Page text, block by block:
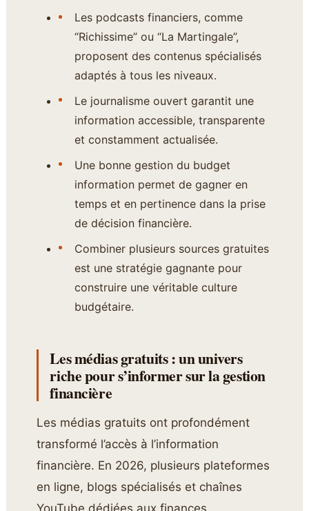
Les podcasts financiers, comme
“Richissime” ou “La Martingale”,
proposent des contenus spécialisés
adaptés à tous les niveaux.
Le journalisme ouvert garantit une
information accessible, transparente
et constamment actualisée.
Une bonne gestion du budget
information permet de gagner en
temps et en pertinence dans la prise
de décision financière.
Combiner plusieurs sources gratuites
est une stratégie gagnante pour
construire une véritable culture
budgétaire.
Les médias gratuits : un univers
riche pour s’informer sur la gestion
financière
Les médias gratuits ont profondément
transformé l’accès à l’information
financière. En 2026, plusieurs plateformes
en ligne, blogs spécialisés et chaînes
YouTube dédiées aux finances